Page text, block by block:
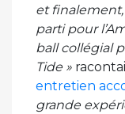
et finalement,
parti pour
ball collégial
Tide »
entretien
grande